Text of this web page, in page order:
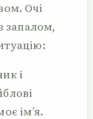
Очі
запалом,
і
ім’я.